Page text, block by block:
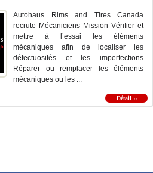
Autohaus Rims and Tires Canada
recrute Mécaniciens Mission Vérifier et
mettre à l’essai les éléments
mécaniques afin de localiser les
défectuosités et les imperfections
Réparer ou remplacer les éléments
mécaniques ou les ...
Détail ››